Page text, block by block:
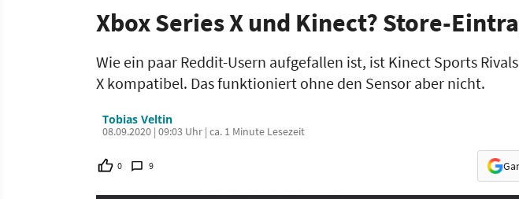
Xbox Series X und Kinect? Store-
Wie ein paar Reddit-Usern aufgefallen ist, ist Kinect Sports
X kompatibel. Das funktioniert ohne den Sensor aber nicht.
Tobias Veltin
08.09.2020 | 09:03 Uhr | ca. 1 Minute Lesezeit
0 9